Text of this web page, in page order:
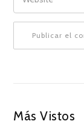
Más Vistos